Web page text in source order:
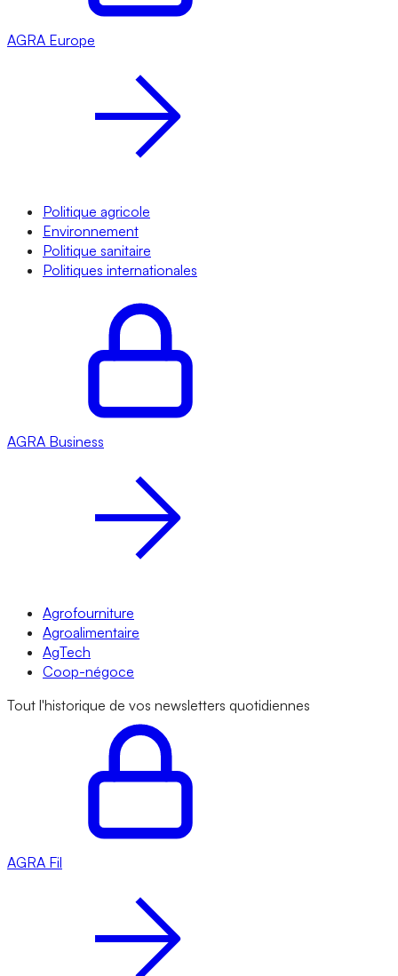
AGRA Europe
Politique agricole
Environnement
Politique sanitaire
Politiques internationales
AGRA Business
Agrofourniture
Agroalimentaire
AgTech
Coop-négoce
Tout l'historique de vos newsletters quotidiennes
AGRA Fil